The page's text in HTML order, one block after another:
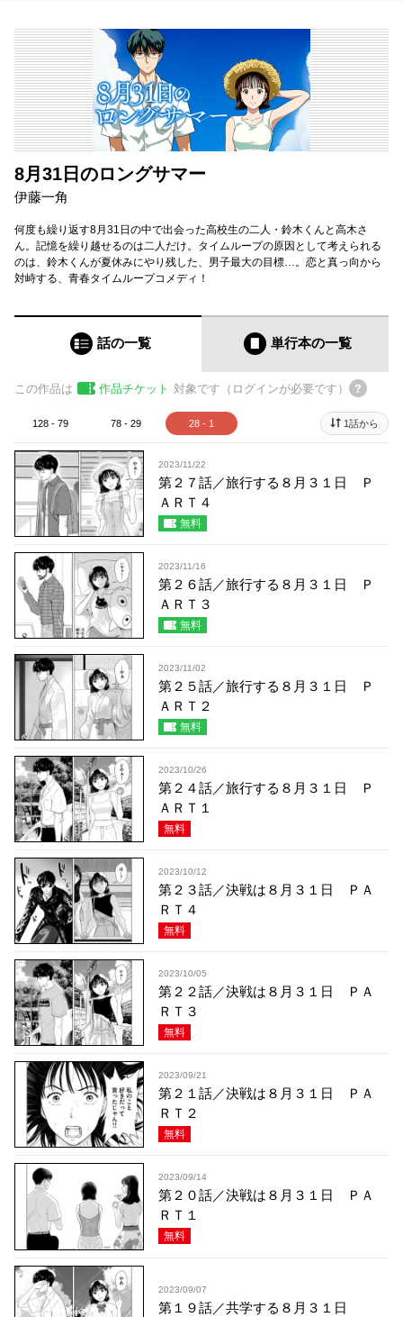
8月31日のロングサマー
伊藤一角
何度も繰り返す8月31日の中で出会った高校生の二人・鈴木くんと高木さ
ん。記憶を繰り越せるのは二人だけ。タイムループの原因として考えられる
のは、鈴木くんが夏休みにやり残した、男子最大の目標…。恋と真っ向から
対峙する、青春タイムループコメディ！
話の一覧 単行本の一覧
この作品は 作品チケット 対象です（ログインが必要です）
128 - 79 78 - 29 28 - 1 1話から
2023/11/22
第２７話／旅行する８月３１日 Ｐ
ＡＲＴ４
無料
2023/11/16
第２６話／旅行する８月３１日 Ｐ
ＡＲＴ３
無料
2023/11/02
第２５話／旅行する８月３１日 Ｐ
ＡＲＴ２
無料
2023/10/26
第２４話／旅行する８月３１日 Ｐ
ＡＲＴ１
無料
2023/10/12
第２３話／決戦は８月３１日 ＰＡ
ＲＴ４
無料
2023/10/05
第２２話／決戦は８月３１日 ＰＡ
ＲＴ３
無料
2023/09/21
第２１話／決戦は８月３１日 ＰＡ
ＲＴ２
無料
2023/09/14
第２０話／決戦は８月３１日 ＰＡ
ＲＴ１
無料
2023/09/07
第１９話／共学する８月３１日